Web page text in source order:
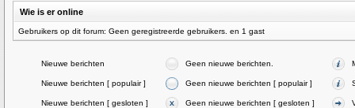
Wie is er online
Gebruikers op dit forum: Geen geregistreerde gebruikers. en 1 gast
Nieuwe berichten Geen nieuwe berichten.
Nieuwe berichten [ populair ] Geen nieuwe berichten [ populair ]
Nieuwe berichten [ gesloten ] Geen nieuwe berichten [ gesloten ]